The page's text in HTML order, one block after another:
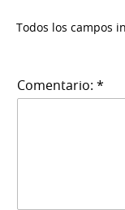
Todos los campos
Comentario: *